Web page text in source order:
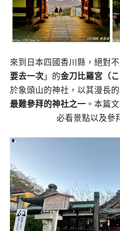
來到日本四國香川縣，絕對
要去一次 」的金刀比羅宮（こ
於象頭山的神社，以其漫長
最難參拜的神社之一 。本篇
必看景點以及參